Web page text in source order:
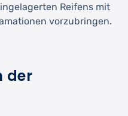
Reifens mit
vorzubringen.
der